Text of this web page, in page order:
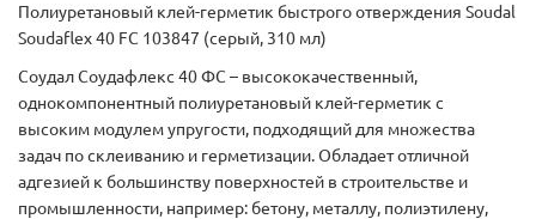
Полиуретановый клей-герметик быстрого отверждения Soudal
Soudaflex 40 FC 103847 (серый, 310 мл)
Соудал Соудафлекс 40 ФС – высококачественный,
однокомпонентный полиуретановый клей-герметик с
высоким модулем упругости, подходящий для множества
задач по склеиванию и герметизации. Обладает отличной
адгезией к большинству поверхностей в строительстве и
промышленности, например: бетону, металлу, полиэтилену,